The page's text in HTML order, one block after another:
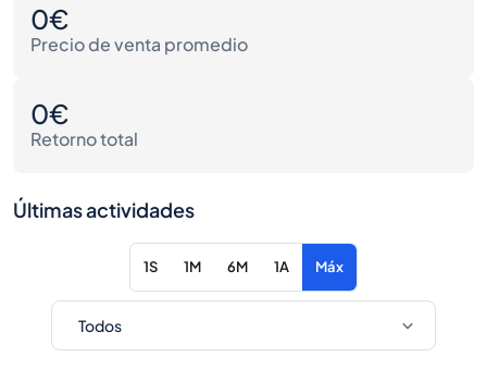
0€
Precio de venta promedio
0€
Retorno total
Últimas actividades
1S 1M 6M 1A Máx